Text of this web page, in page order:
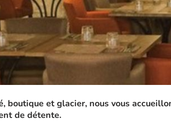
boutique et glacier, nous vous
de détente.